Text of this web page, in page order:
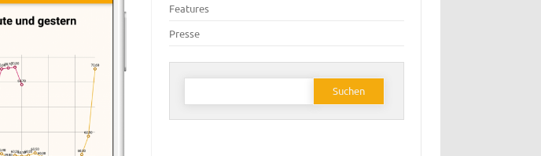
Features
Presse
Suchen